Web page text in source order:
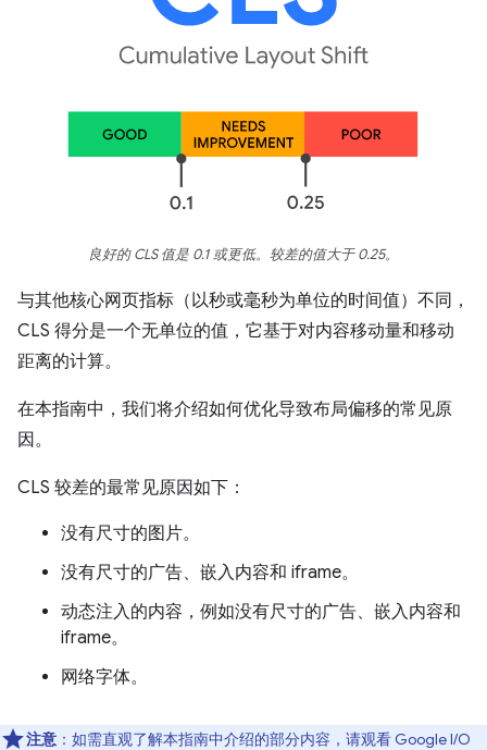
良好的 CLS 值是 0.1 或更低。较差的值大于 0.25。
与其他核心网页指标（以秒或毫秒为单位的时间值）不同，
CLS 得分是一个无单位的值，它基于对内容移动量和移动
距离的计算。
在本指南中，我们将介绍如何优化导致布局偏移的常见原
因。
CLS 较差的最常见原因如下：
没有尺寸的图片。
没有尺寸的广告、嵌入内容和 iframe。
动态注入的内容，例如没有尺寸的广告、嵌入内容和
iframe。
网络字体。
注意 ：如需直观了解本指南中介绍的部分内容，请观看 Google I/O